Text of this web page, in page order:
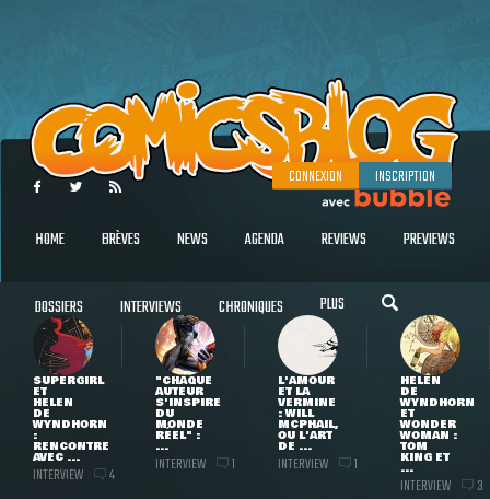
CONNEXION INSCRIPTION
HOME BRÈVES NEWS AGENDA REVIEWS PREVIEWS
DOSSIERS INTERVIEWS CHRONIQUES PLUS
SUPERGIRL
ET
HELEN
DE
WYNDHORN
:
RENCONTRE
AVEC ...
INTERVIEW 4
"CHAQUE
AUTEUR
S'INSPIRE
DU
MONDE
RÉEL" :
...
INTERVIEW 1
L'AMOUR
ET LA
VERMINE
: WILL
MCPHAIL,
OU L'ART
DE ...
INTERVIEW 1
HELEN
DE
WYNDHORN
ET
WONDER
WOMAN :
TOM
KING ET
...
INTERVIEW 3